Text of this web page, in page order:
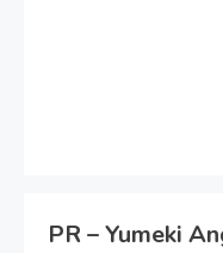
PR – Yumeki